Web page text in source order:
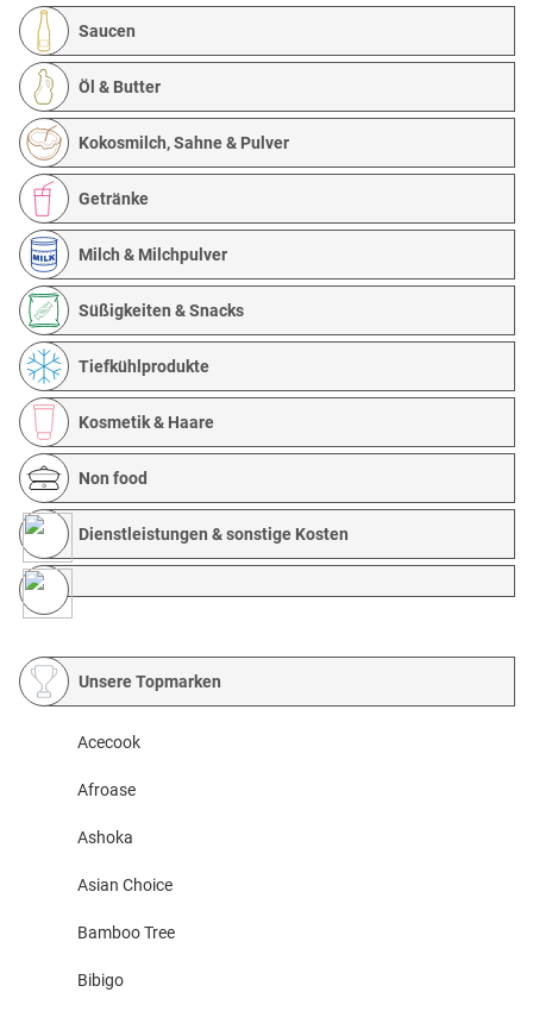
Saucen
Öl & Butter
Kokosmilch, Sahne & Pulver
Getränke
Milch & Milchpulver
Süßigkeiten & Snacks
Tiefkühlprodukte
Kosmetik & Haare
Non food
Dienstleistungen & sonstige Kosten
Unsere Topmarken
Acecook
Afroase
Ashoka
Asian Choice
Bamboo Tree
Bibigo